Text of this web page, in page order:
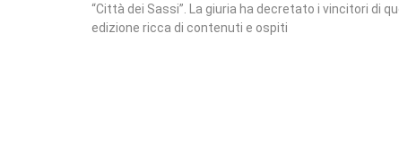
“Città dei Sassi”. La giuria ha decretato i vincitori di
edizione ricca di contenuti e ospiti